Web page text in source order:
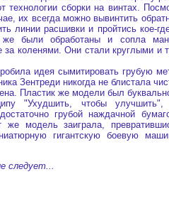
технологии сборки на винтах.
их всегда можно вывинтить
линии расшивки и пройтись кое-
были обработаны и сопла
за коленями. Они стали круглыми и
идея сымитировать грубую
Зентреди никогда не блистала
Пластик же модели был
"Ухудшить, чтобы
грубой наждачной
модель заиграла,
гигантскую боевую
следует...